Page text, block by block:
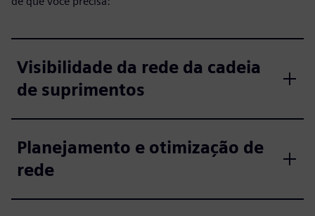
Visibilidade da rede da cadeia
de suprimentos
Planejamento e otimização de
rede